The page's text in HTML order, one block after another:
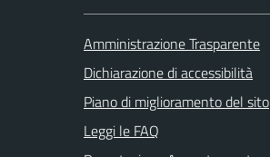
Amministrazione Trasparente
Dichiarazione di accessibilità
Piano di miglioramento del sito
Leggi le FAQ